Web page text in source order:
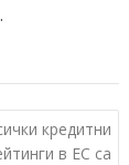
кредитни
в ЕС са